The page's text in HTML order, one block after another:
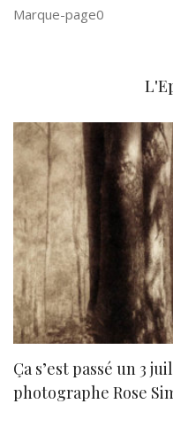
Marque-page0
Ça s’est passé un 3
photographe Rose